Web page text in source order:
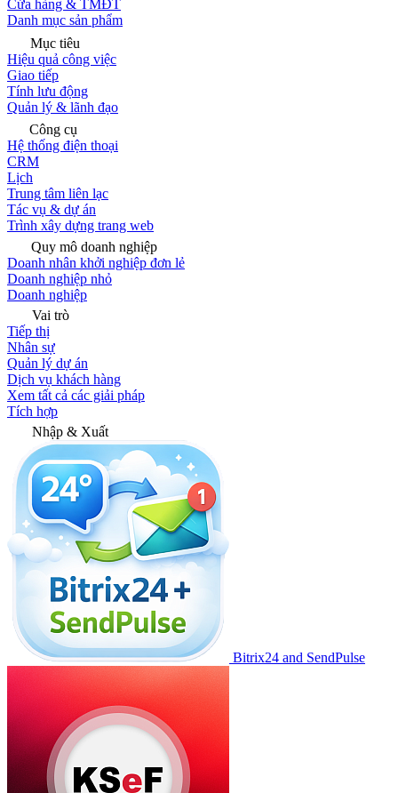
Cửa hàng & TMĐT
Danh mục sản phẩm
Mục tiêu
Hiệu quả công việc
Giao tiếp
Tính lưu động
Quản lý & lãnh đạo
Công cụ
Hệ thống điện thoại
CRM
Lịch
Trung tâm liên lạc
Tác vụ & dự án
Trình xây dựng trang web
Quy mô doanh nghiệp
Doanh nhân khởi nghiệp đơn lẻ
Doanh nghiệp nhỏ
Doanh nghiệp
Vai trò
Tiếp thị
Nhân sự
Quản lý dự án
Dịch vụ khách hàng
Xem tất cả các giải pháp
Tích hợp
Nhập & Xuất
Bitrix24 and SendPulse